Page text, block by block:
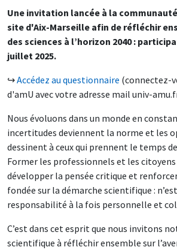
Une invitation lancée à la
site d'Aix-Marseille afin de réfléchir
des sciences à l’horizon 2040 :
juillet 2025.
↪Accédez au questionnaire (connectez-
d'amU avec votre adresse mail univ-
Nous évoluons dans un monde en
incertitudes deviennent la norme et les
dessinent à ceux qui prennent le temps
Former les professionnels et les citoyens
développer la pensée critique et
fondée sur la démarche scientifique :
responsabilité à la fois personnelle et
C’est dans cet esprit que nous invitons
scientifique à réfléchir ensemble sur